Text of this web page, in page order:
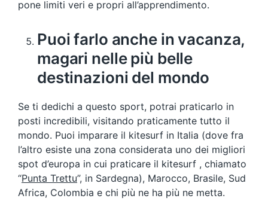
pone limiti veri e propri all’apprendimento.
Puoi farlo anche in vacanza,
magari nelle più belle
destinazioni del mondo
Se ti dedichi a questo sport, potrai praticarlo in
posti incredibili, visitando praticamente tutto il
mondo. Puoi imparare il kitesurf in Italia (dove fra
l’altro esiste una zona considerata uno dei migliori
spot d’europa in cui praticare il kitesurf , chiamato
“Punta Trettu”, in Sardegna), Marocco, Brasile, Sud
Africa, Colombia e chi più ne ha più ne metta.